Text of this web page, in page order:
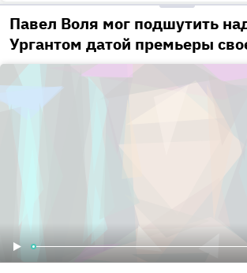
Павел Воля мог подшутить
Ургантом датой премьеры